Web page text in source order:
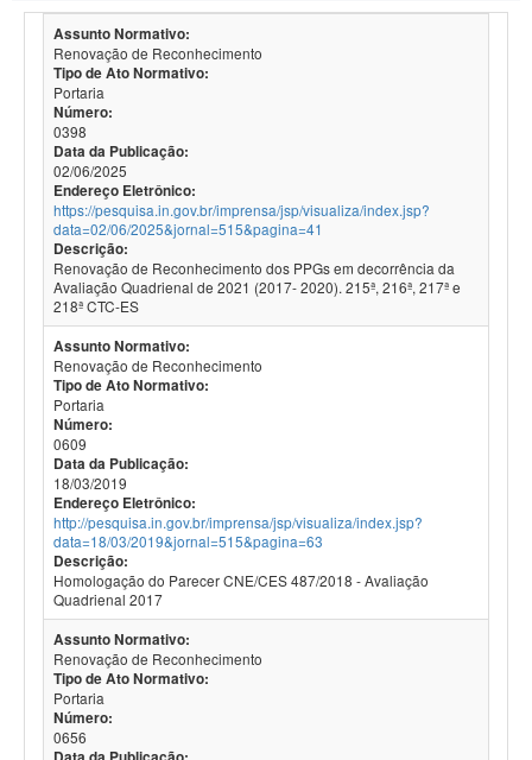
Assunto Normativo:
Renovação de Reconhecimento
Tipo de Ato Normativo:
Portaria
Número:
0398
Data da Publicação:
02/06/2025
Endereço Eletrônico:
https://pesquisa.in.gov.br/imprensa/jsp/visualiza/index.jsp?
data=02/06/2025&jornal=515&pagina=41
Descrição:
Renovação de Reconhecimento dos PPGs em decorrência da
Avaliação Quadrienal de 2021 (2017- 2020). 215ª, 216ª, 217ª e
218ª CTC-ES
Assunto Normativo:
Renovação de Reconhecimento
Tipo de Ato Normativo:
Portaria
Número:
0609
Data da Publicação:
18/03/2019
Endereço Eletrônico:
http://pesquisa.in.gov.br/imprensa/jsp/visualiza/index.jsp?
data=18/03/2019&jornal=515&pagina=63
Descrição:
Homologação do Parecer CNE/CES 487/2018 - Avaliação
Quadrienal 2017
Assunto Normativo:
Renovação de Reconhecimento
Tipo de Ato Normativo:
Portaria
Número:
0656